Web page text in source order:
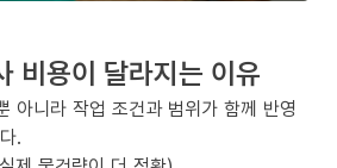
비용이 달라지는 이유
아니라 작업 조건과 범위가 함께 반영
.